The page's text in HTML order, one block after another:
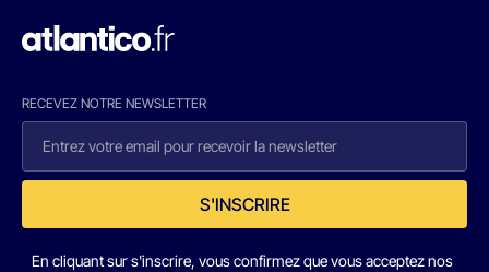
RECEVEZ NOTRE NEWSLETTER
S'INSCRIRE
En cliquant sur s'inscrire, vous confirmez que vous acceptez nos